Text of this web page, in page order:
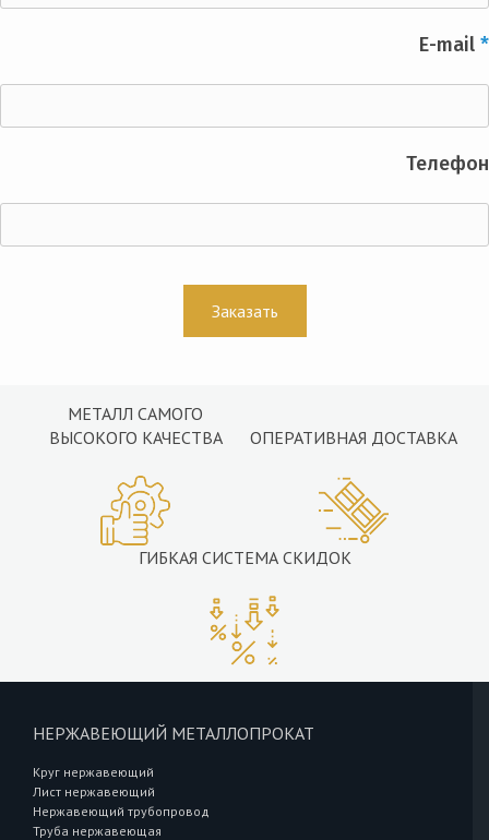
E-mail *
Телефон
МЕТАЛЛ САМОГО
ВЫСОКОГО КАЧЕСТВА
ОПЕРАТИВНАЯ ДОСТАВКА
ГИБКАЯ СИСТЕМА СКИДОК
НЕРЖАВЕЮЩИЙ МЕТАЛЛОПРОКАТ
Круг нержавеющий
Лист нержавеющий
Нержавеющий трубопровод
Труба нержавеющая